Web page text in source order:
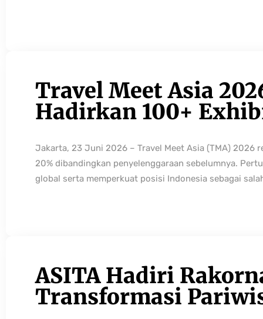
Travel Meet Asia
Hadirkan 100+
Jakarta, 23 Juni 2026 – Travel Meet Asia (TMA) 2026
20% dibandingkan penyelenggaraan sebelumnya.
global serta memperkuat posisi Indonesia sebagai
ASITA Hadiri
Transformasi